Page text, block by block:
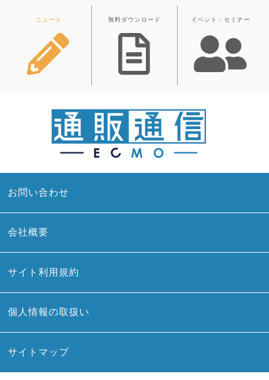
ニュース 無料ダウンロード イベント・セミナー
お問い合わせ
会社概要
サイト利用規約
個人情報の取扱い
サイトマップ